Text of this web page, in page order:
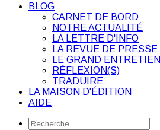
BLOG
CARNET DE BORD
NOTRE ACTUALITÉ
LA LETTRE D'INFO
LA REVUE DE PRESSE
LE GRAND ENTRETIEN
RÉFLEXION(S)
TRADUIRE
LA MAISON D'ÉDITION
AIDE